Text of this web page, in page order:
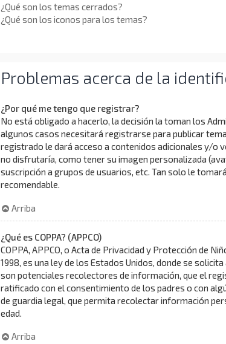
¿Qué son los temas cerrados?
¿Qué son los iconos para los temas?
Problemas acerca de la
¿Por qué me tengo que registrar?
No está obligado a hacerlo, la decisión la toman los
algunos casos necesitará registrarse para publicar
registrado le dará acceso a contenidos adicionales y/o
no disfrutaría, como tener su imagen personalizada
suscripción a grupos de usuarios, etc. Tan solo le
recomendable.
Arriba
¿Qué es COPPA? (APPCO)
COPPA, APPCO, o Acta de Privacidad y Protección de
1998, es una ley de los Estados Unidos, donde se
son potenciales recolectores de información, que el
ratificado con el consentimiento de los padres o con
de guardia legal, que permita recolectar información
edad.
Arriba